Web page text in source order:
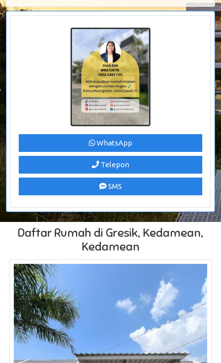
WhatsApp
Telepon
SMS
Daftar Rumah di Gresik, Kedamean,
Kedamean